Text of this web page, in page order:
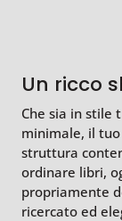
Un ricco
Che sia in stile
minimale, il
struttura
ordinare libri,
propriamente
ricercato ed